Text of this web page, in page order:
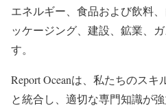
エネルギー、食品および飲料
ッケージング、建設、鉱業、
す。
Report Oceanは、私たちのス
と統合し、適切な専門知識が